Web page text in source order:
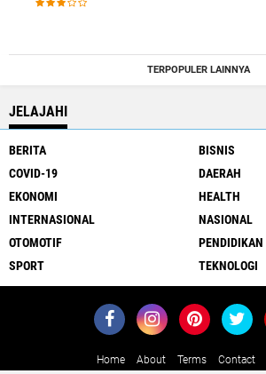
TERPOPULER LAINNYA
JELAJAHI
BERITA
BISNIS
COVID-19
DAERAH
EKONOMI
HEALTH
INTERNASIONAL
NASIONAL
OTOMOTIF
PENDIDIKAN
SPORT
TEKNOLOGI
Home About Terms Contact